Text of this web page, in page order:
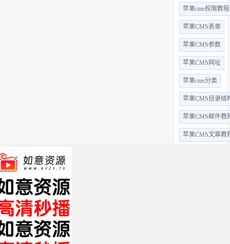
苹果cms权限教程
苹果CMS表单
苹果CMS参数
苹果CMS网址
苹果cms分类
苹果CMS目录结
苹果CMS邮件教
苹果CMS文章教